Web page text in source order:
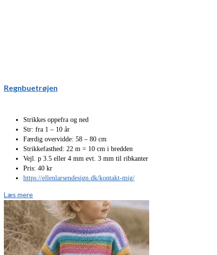
Regnbuetrøjen
Strikkes oppefra og ned
Str: fra 1 – 10 år
Færdig overvidde: 58 – 80 cm
Strikkefasthed: 22 m = 10 cm i bredden
Vejl. p 3.5 eller 4 mm evt. 3 mm til ribkanter
Pris: 40 kr
https://ellenlarsendesign.dk/kontakt-mig/
Læs mere